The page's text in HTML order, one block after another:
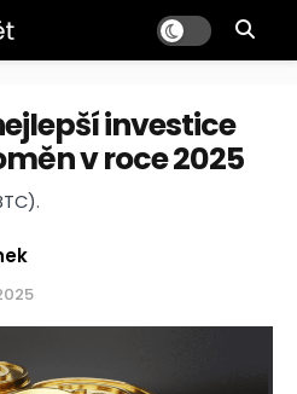
investice
v roce 2025